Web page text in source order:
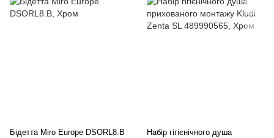
Бідетта Miro Europe DSORL8.B
Набір гігієнічного душа